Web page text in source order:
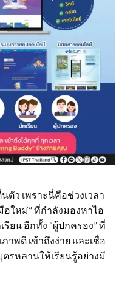
ตัว เพราะนี่คือช่วงเวลา
ใหม่” ที่กำลังมองหาไอ
ยน อีกทั้ง “ผู้ปกครอง” ที่
พดี เข้าถึงง่าย และเชื่อ
ตรหลานให้เรียนรู้อย่างมี